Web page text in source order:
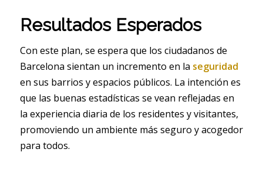
Resultados Esperados
Con este plan, se espera que los ciudadanos de
Barcelona sientan un incremento en la seguridad
en sus barrios y espacios públicos. La intención es
que las buenas estadísticas se vean reflejadas en
la experiencia diaria de los residentes y visitantes,
promoviendo un ambiente más seguro y acogedor
para todos.